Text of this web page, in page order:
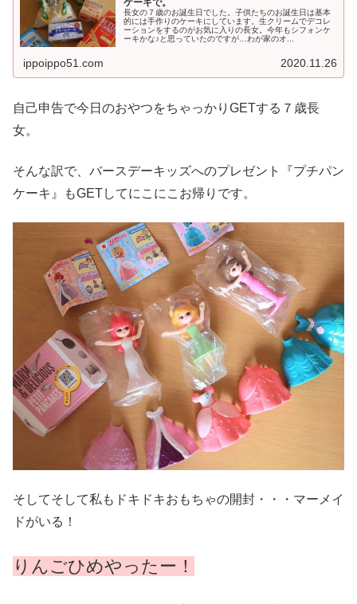
長女の７歳のお誕生日でした。子供たちのお誕生日は基本
的には手作りのケーキにしています。生クリームでデコレ
ーションをするのがお気に入りの長女。今年もシフォンケ
ーキかな♪と思っていたのですが…わが家のオ...
ippoippo51.com 2020.11.26
自己申告で今日のおやつをちゃっかりGETする７歳長
女。
そんな訳で、バースデーキッズへのプレゼント『プチパン
ケーキ』もGETしてにこにこお帰りです。
そしてそして私もドキドキおもちゃの開封・・・マーメイ
ドがいる！
りんごひめやったー！